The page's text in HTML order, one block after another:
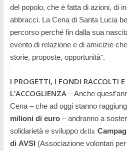
del popolo, che è fatta di azioni, di
abbracci. La Cena di Santa Lucia
percorso perché fin dalla sua
evento di relazione e di amicizie
storie, proposte, opportunità“.
I PROGETTI, I FONDI RACCOLTI E
L’ACCOGLIENZA – Anche
Cena – che ad oggi stanno
milioni di euro– andranno a
solidarietà e sviluppo della
di AVSI (Associazione volontari